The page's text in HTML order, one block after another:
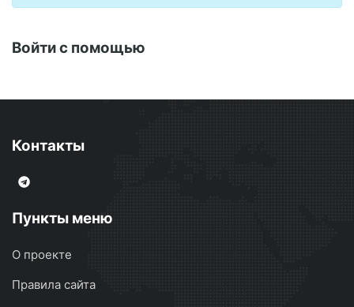
Войти с помощью
Контакты
Пункты меню
О проекте
Правила сайта